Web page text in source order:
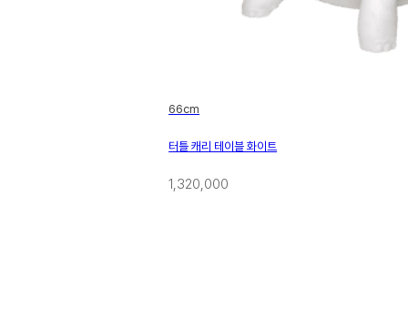
66cm
터틀 캐리 테이블 화이트
1,320,000